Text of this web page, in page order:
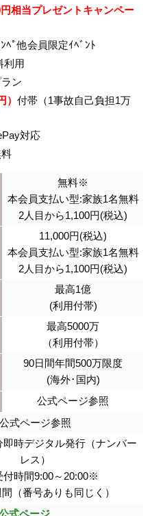
相当プレゼントキャンペー
ﾍﾟ他会員限定ｲﾍﾞﾝﾄ
利用
ン
付帯（1事故自己負担1万
対応
無料※
本会員支払い型:家族1名無料
2人目から1,100円(税込)
11,000円(税込)
本会員支払い型:家族1名無料
2人目から1,100円(税込)
最高1億
(利用付帯)
最高5000万
（利用付帯）
90日間年間500万限度
(海外･国内)
公式ページ参照
公式ページ参照
即時デジタル発行（ナンバー
レス）
付時間9:00～20:00※
（番号ありも同じく）
式ページ